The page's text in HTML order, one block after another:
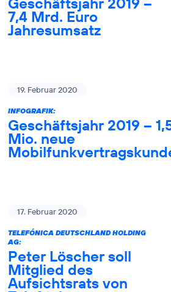
7,4 Mrd. Euro
Jahresumsatz
19. Februar 2020
INFOGRAFIK:
Geschäftsjahr 2019 –
Mio. neue
17. Februar 2020
TELEFÓNICA DEUTSCHLAND HOLDING
AG:
Peter Löscher soll
Mitglied des
Aufsichtsrats von